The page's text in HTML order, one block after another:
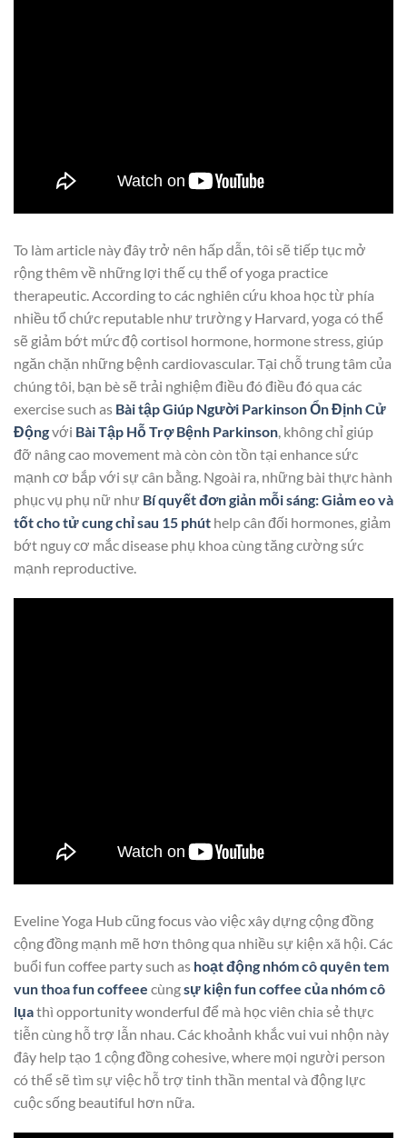
To làm article này đây trở nên hấp dẫn, tôi sẽ tiếp tục mở
rộng thêm về những lợi thế cụ thể of yoga practice
therapeutic. According to các nghiên cứu khoa học từ phía
nhiều tổ chức reputable như trường y Harvard, yoga có thể
sẽ giảm bớt mức độ cortisol hormone, hormone stress, giúp
ngăn chặn những bệnh cardiovascular. Tại chỗ trung tâm của
chúng tôi, bạn bè sẽ trải nghiệm điều đó điều đó qua các
exercise such as Bài tập Giúp Người Parkinson Ổn Định Cử
Độngvới Bài Tập Hỗ Trợ Bệnh Parkinson, không chỉ giúp
đỡ nâng cao movement mà còn còn tồn tại enhance sức
mạnh cơ bắp với sự cân bằng. Ngoài ra, những bài thực hành
phục vụ phụ nữ như Bí quyết đơn giản mỗi sáng: Giảm eo và
tốt cho tử cung chỉ sau 15 phút help cân đối hormones, giảm
bớt nguy cơ mắc disease phụ khoa cùng tăng cường sức
mạnh reproductive.
Eveline Yoga Hub cũng focus vào việc xây dựng cộng đồng
cộng đồng mạnh mẽ hơn thông qua nhiều sự kiện xã hội. Các
buổi fun coffee party such as hoạt động nhóm cô quyên tem
vun thoa fun coffeee cùngsự kiện fun coffee của nhóm cô
lụathì opportunity wonderful để mà học viên chia sẻ thực
tiễn cùng hỗ trợ lẫn nhau. Các khoảnh khắc vui vui nhộn này
đây help tạo 1 cộng đồng cohesive, where mọi người person
có thể sẽ tìm sự việc hỗ trợ tinh thần mental và động lực
cuộc sống beautiful hơn nữa.